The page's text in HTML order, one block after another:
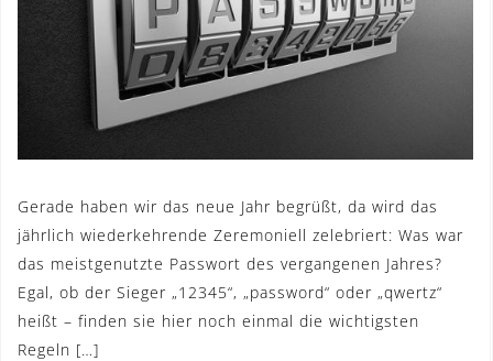
Gerade haben wir das neue Jahr begrüßt, da wird das
jährlich wiederkehrende Zeremoniell zelebriert: Was war
das meistgenutzte Passwort des vergangenen Jahres?
Egal, ob der Sieger „12345“, „password“ oder „qwertz“
heißt – finden sie hier noch einmal die wichtigsten
Regeln […]